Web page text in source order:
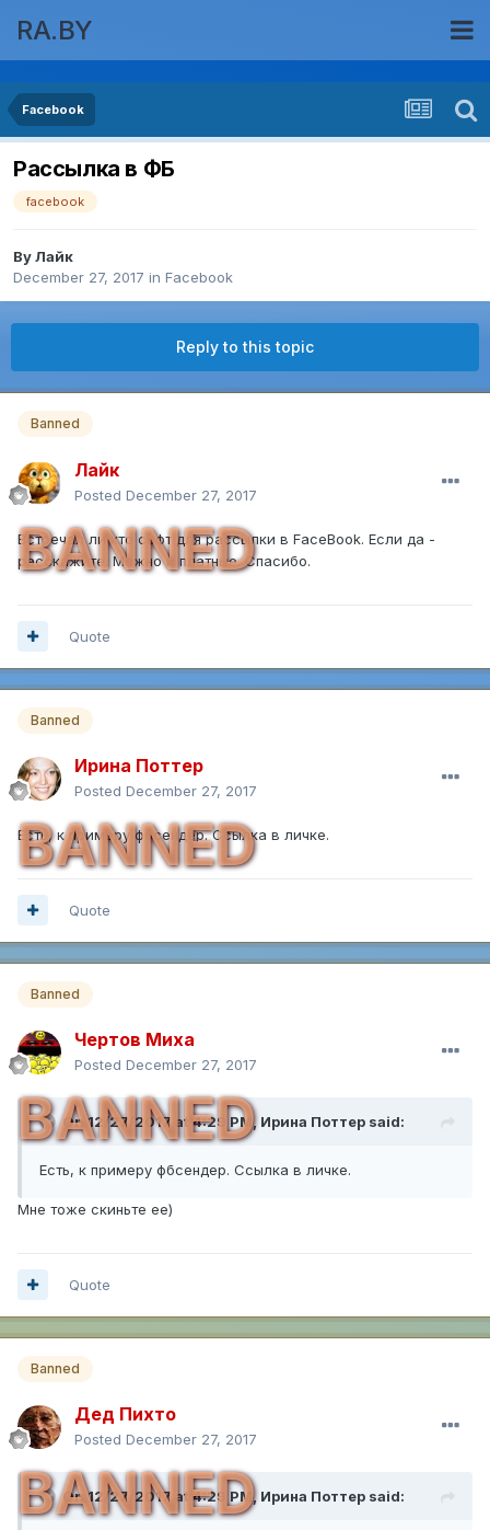
RA.BY
Facebook
Рассылка в ФБ
facebook
ByЛайк
December 27, 2017 in Facebook
Reply to this topic
Banned
Лайк
Posted December 27, 2017
BANNED
Встречал ли кто софт для рассылки в FaceBook. Если да -
расскажите. Можно и платные. Спасибо.
Quote
Banned
Ирина Поттер
Posted December 27, 2017
BANNED
Есть, к примеру фбсендер. Ссылка в личке.
Quote
Banned
Чертов Миха
Posted December 27, 2017
BANNED
On 12/27/2017 at 4:29 PM, Ирина Поттер said:
Есть, к примеру фбсендер. Ссылка в личке.
Мне тоже скиньте ее)
Quote
Banned
Дед Пихто
Posted December 27, 2017
BANNED
On 12/27/2017 at 4:29 PM, Ирина Поттер said: